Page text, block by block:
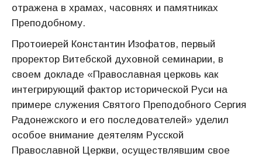
отражена в храмах, часовнях и памятниках
Преподобному.
Протоиерей Константин Изофатов, первый
проректор Витебской духовной семинарии, в
своем докладе «Православная церковь как
интегрирующий фактор исторической Руси на
примере служения Святого Преподобного Сергия
Радонежского и его последователей» уделил
особое внимание деятелям Русской
Православной Церкви, осуществлявшим свое